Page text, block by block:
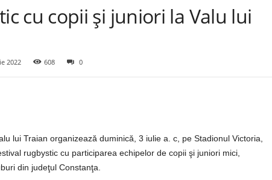
cu copii şi juniori la Valu lui
2022 608 0
lui Traian organizează duminică, 3 iulie a. c, pe Stadionul Victoria,
rugbystic cu participarea echipelor de copii şi juniori mici,
din judeţul Constanţa.